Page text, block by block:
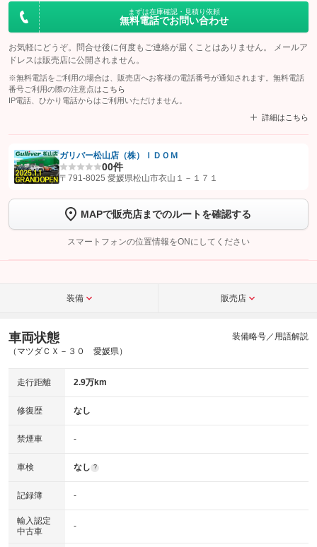
まずは在庫確認・見積り依頼
無料電話でお問い合わせ
お気軽にどうぞ。問合せ後に何度もご連絡が届くことはありません。 メールア
ドレスは販売店に公開されません。
※無料電話をご利用の場合は、販売店へお客様の電話番号が通知されます。無料電話
番号ご利用の際の注意点は こちら
IP電話、ひかり電話からはご利用いただけません。
詳細はこちら
【STEP1】認証画面でグーネットを友だち追加してから「許可する」ボタンを押
トーク画面で
ボタンをタップして問い合わせを
完了してください。
こちら
ガリバー松山店（株）ＩＤＯＭ
00件
〒791-8025 愛媛県松山市衣山１－１７１
MAPで販売店までのルートを確認する
スマートフォンの位置情報をONにしてください
装備 販売店
車両状態
（マツダＣＸ－３０ 愛媛県）
装備略号／用語解説
走行距離 2.9万km
修復歴 なし
禁煙車 -
車検 なし ?
記録簿 -
輸入認定
中古車
-